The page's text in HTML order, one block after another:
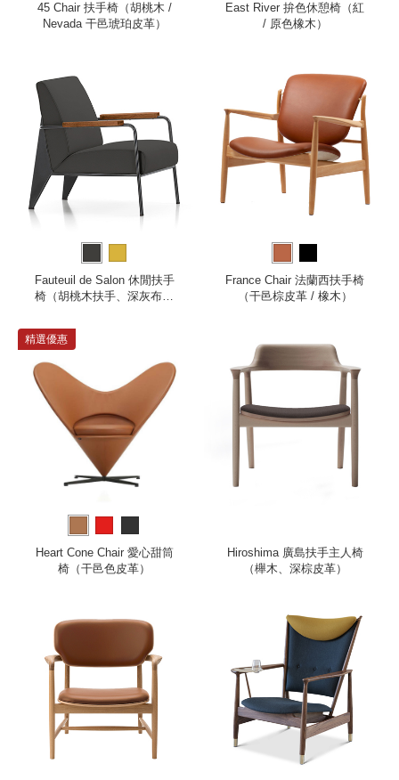
45 Chair 扶手椅（胡桃木 /
Nevada 干邑琥珀皮革）
East River 拚色休憩椅（紅
/ 原色橡木）
Fauteuil de Salon 休閒扶手
椅（胡桃木扶手、深灰布料
France Chair 法蘭西扶手椅
（干邑棕皮革 / 橡木）
精選優惠
Heart Cone Chair 愛心甜筒
椅（干邑色皮革）
Hiroshima 廣島扶手主人椅
（櫸木、深棕皮革）